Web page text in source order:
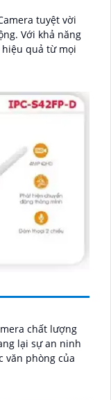
tuyệt vời
hiệu quả từ mọi
chất lượng
lại sự an ninh
văn phòng của